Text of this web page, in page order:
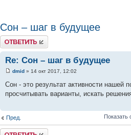
Сон – шаг в будущее
Ответить
Re: Сон – шаг в будущее
dmid » 14 окт 2017, 12:02
Cон - это результат активности
просчитывать варианты, искать
Пред. Показать
Ответить